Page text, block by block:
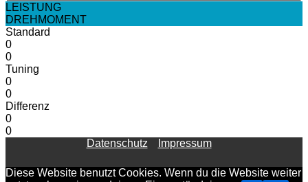
LEISTUNG
DREHMOMENT
Standard
0
0
Tuning
0
0
Differenz
0
0
Datenschutz
Impressum
Diese Website benutzt Cookies. Wenn du die Website weiter